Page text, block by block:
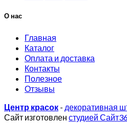
О нас
Главная
Каталог
Оплата и доставка
Контакты
Полезное
Отзывы
Центр красок - декоративная
Сайт изготовлен студией